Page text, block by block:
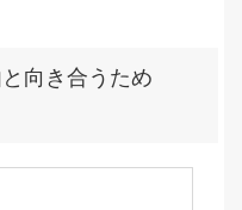
向き合うため